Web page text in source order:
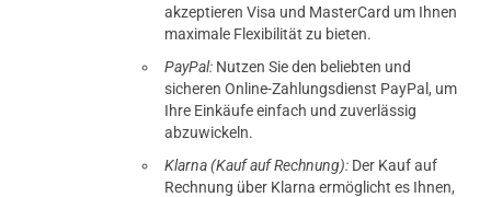
akzeptieren Visa und MasterCard um Ihnen
maximale Flexibilität zu bieten.
PayPal: Nutzen Sie den beliebten und
sicheren Online-Zahlungsdienst PayPal, um
Ihre Einkäufe einfach und zuverlässig
abzuwickeln.
Klarna (Kauf auf Rechnung): Der Kauf auf
Rechnung über Klarna ermöglicht es Ihnen,